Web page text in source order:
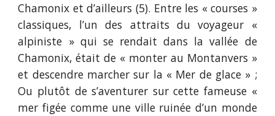
Chamonix et d’ailleurs (5). Entre les « courses »
classiques, l’un des attraits du voyageur «
alpiniste » qui se rendait dans la vallée de
Chamonix, était de « monter au Montanvers »
et descendre marcher sur la « Mer de glace » ;
Ou plutôt de s’aventurer sur cette fameuse «
mer figée comme une ville ruinée d’un monde